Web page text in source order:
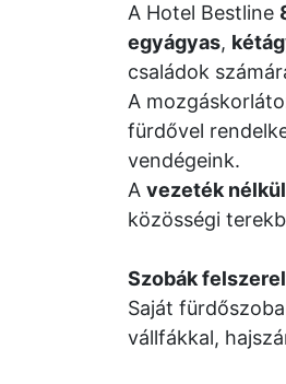
A Hotel Bestline
egyágyas,
családok
A
fürdővel
vendégeink.
A vezeték
közösségi
Szobák
Saját
vállfákkal,